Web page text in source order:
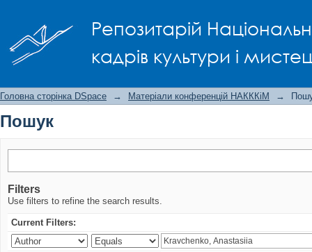
Репозитарій
кадрів культури і
Головна сторінка DSpace → Матеріали конференцій НАКККіМ →
Пошук
Filters
Use filters to refine the search results.
Current Filters: